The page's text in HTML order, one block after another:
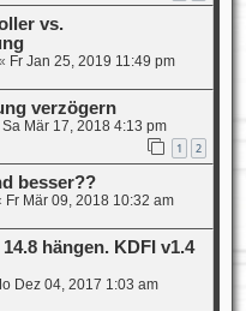
vs.
Fr Jan 25, 2019 11:49 pm
verzögern
Sa Mär 17, 2018 4:13 pm
1 2
besser??
Fr Mär 09, 2018 10:32 am
hängen. KDFI v1.4
Dez 04, 2017 1:03 am